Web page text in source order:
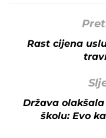
Rast cijena
Država
školu: Evo